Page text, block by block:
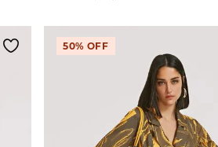
50% OFF